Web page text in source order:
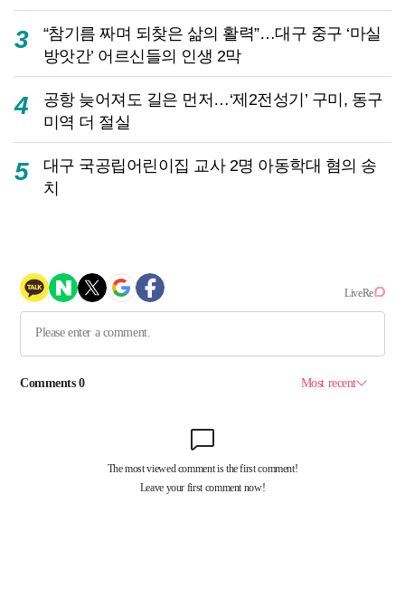
3
“참기름 짜며 되찾은 삶의 활력”…대구 중구 ‘마실
방앗간’ 어르신들의 인생 2막
4
공항 늦어져도 길은 먼저…‘제2전성기’ 구미, 동구
미역 더 절실
5
대구 국공립어린이집 교사 2명 아동학대 혐의 송
치